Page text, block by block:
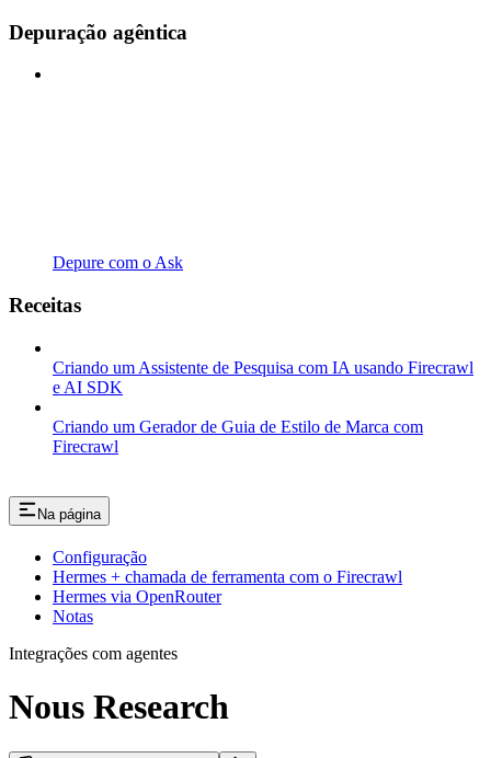
Depuração agêntica
Depure com o Ask
Receitas
Criando um Assistente de Pesquisa com IA usando Firecrawl
e AI SDK
Criando um Gerador de Guia de Estilo de Marca com
Firecrawl
Na página
Configuração
Hermes + chamada de ferramenta com o Firecrawl
Hermes via OpenRouter
Notas
Integrações com agentes
Nous Research